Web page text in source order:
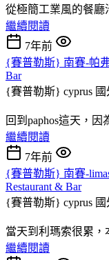
從極簡工業風的餐廳
繼續閱讀
7年前
{賽普勒斯} 南賽-帕弗
Bar
{賽普勒斯} cyprus
回到paphos這天，因
繼續閱讀
7年前
{賽普勒斯} 南賽-
Restaurant & Bar
{賽普勒斯} cyprus
當天到利瑪索很累，
繼續閱讀